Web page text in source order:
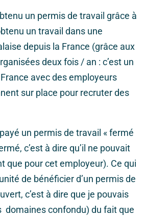
un permis de travail grâce à
un travail dans une
depuis la France (grâce aux
deux fois / an : c’est un
avec des employeurs
sur place pour recruter des
un permis de travail « fermé
c’est à dire qu’il ne pouvait
que pour cet employeur). Ce qui
de bénéficier d’un permis de
c’est à dire que je pouvais
domaines confondu) du fait que